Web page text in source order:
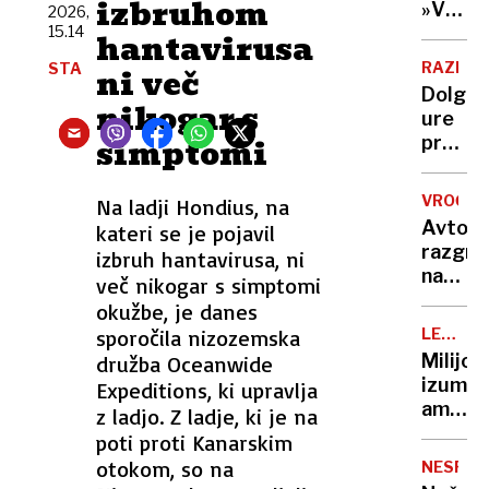
izbruhom
hantavirusa
ni več
nikogar s
simptomi
Na ladji Hondius, na
kateri se je pojavil
izbruh hantavirusa, ni
več nikogar s simptomi
okužbe, je danes
sporočila nizozemska
družba Oceanwide
Expeditions, ki upravlja
z ladjo. Z ladje, ki je na
poti proti Kanarskim
otokom, so na
2026,
15.14
STA
Evropi
še ni
Nato,
tarče
»V
eni
roki
nosiš
žalost,
v
drugi
Dolge
ure
pred
To je
ena
navad
za
vaše
Avto,
na
soncu?
S
tem
15-
trikom
ga
boste
KUHARJI
ko je
zavpil